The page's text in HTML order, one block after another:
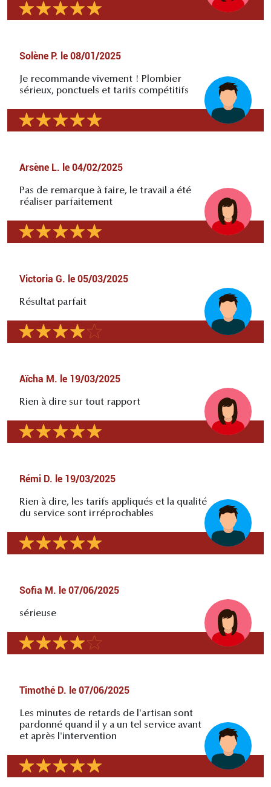
Solène P. le 08/01/2025
Je recommande vivement ! Plombier
sérieux, ponctuels et tarifs compétitifs
Arsène L. le 04/02/2025
Pas de remarque à faire, le travail a été
réaliser parfaitement
Victoria G. le 05/03/2025
Résultat parfait
Aïcha M. le 19/03/2025
Rien à dire sur tout rapport
Rémi D. le 19/03/2025
Rien à dire, les tarifs appliqués et la qualité
du service sont irréprochables
Sofia M. le 07/06/2025
sérieuse
Timothé D. le 07/06/2025
Les minutes de retards de l'artisan sont
pardonné quand il y a un tel service avant
et après l'intervention